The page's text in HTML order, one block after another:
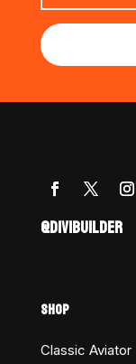
@DIVIBUILDER
SHOP
Classic Aviator